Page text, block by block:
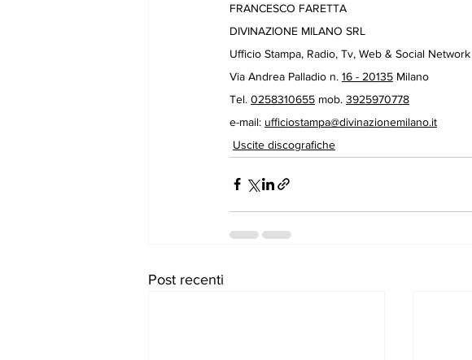
FRANCESCO FARETTA
DIVINAZIONE MILANO SRL
Ufficio Stampa, Radio, Tv, Web & Social Network
Via Andrea Palladio n. 16 - 20135 Milano
Tel. 0258310655 mob. 3925970778
e-mail: ufficiostampa@divinazionemilano.it
Uscite discografiche
Post recenti